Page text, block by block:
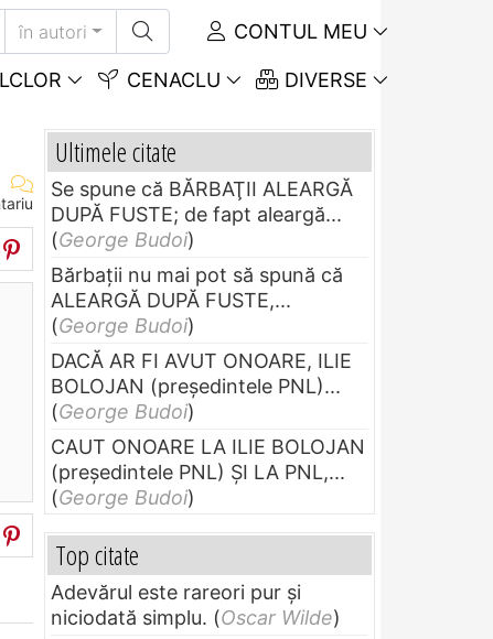
în autori CONTUL MEU
CENACLU DIVERSE
Ultimele citate
Se spune că BĂRBAŢII ALEARGĂ
DUPĂ FUSTE; de fapt aleargă...
(George Budoi)
Bărbaţii nu mai pot să spună că
ALEARGĂ DUPĂ FUSTE,...
(George Budoi)
DACĂ AR FI AVUT ONOARE, ILIE
BOLOJAN (preşedintele PNL)...
(George Budoi)
CAUT ONOARE LA ILIE BOLOJAN
(preşedintele PNL) ŞI LA PNL,...
(George Budoi)
Top citate
Adevărul este rareori pur și
niciodată simplu. (Oscar Wilde)